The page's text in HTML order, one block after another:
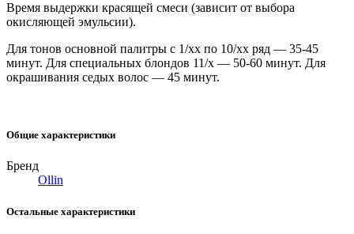
Время выдержки красящей смеси (зависит от выбора
окисляющей эмульсии).
Для тонов основной палитры с 1/хх по 10/хх ряд — 35-45
минут. Для специальных блондов 11/х — 50-60 минут. Для
окрашивания седых волос — 45 минут.
Общие характеристики
Бренд
Ollin
Остальные характеристики